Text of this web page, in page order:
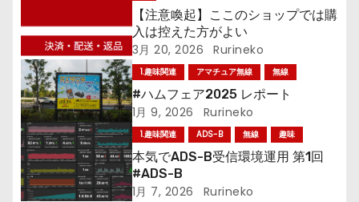
ー
シ
ョ
ン
【注意喚起】ここのショップでは購
入は控えた方がよい
3月 20, 2026 Rurineko
1.趣味関連 アマチュア無線 無線
#ハムフェア2025 レポート
1月 9, 2026 Rurineko
1.趣味関連 ADS-B 無線 趣味
本気でADS-B受信環境運用 第1回
#ADS-B
1月 7, 2026 Rurineko